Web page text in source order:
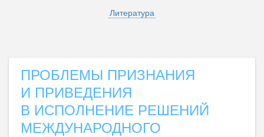
Литература
ПРОБЛЕМЫ ПРИЗНАНИЯ
И ПРИВЕДЕНИЯ
В ИСПОЛНЕНИЕ РЕШЕНИЙ
МЕЖДУНАРОДНОГО